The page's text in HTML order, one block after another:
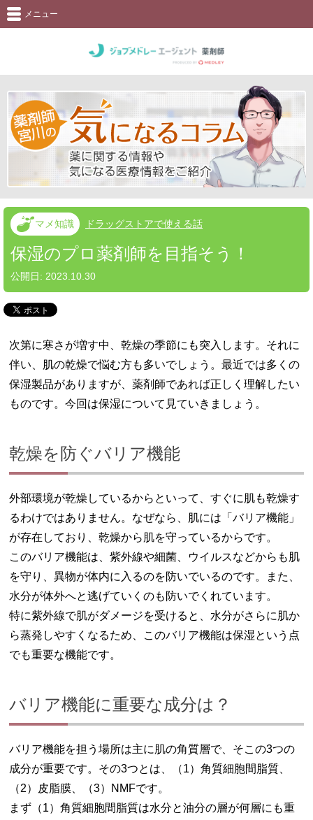
メニュー
マメ知識 ドラッグストアで使える話
保湿のプロ薬剤師を目指そう！
公開日: 2023.10.30
次第に寒さが増す中、乾燥の季節にも突入します。それに
伴い、肌の乾燥で悩む方も多いでしょう。最近では多くの
保湿製品がありますが、薬剤師であれば正しく理解したい
ものです。今回は保湿について見ていきましょう。
乾燥を防ぐバリア機能
外部環境が乾燥しているからといって、すぐに肌も乾燥す
るわけではありません。なぜなら、肌には「バリア機能」
が存在しており、乾燥から肌を守っているからです。
このバリア機能は、紫外線や細菌、ウイルスなどからも肌
を守り、異物が体内に入るのを防いでいるのです。また、
水分が体外へと逃げていくのも防いでくれています。
特に紫外線で肌がダメージを受けると、水分がさらに肌か
ら蒸発しやすくなるため、このバリア機能は保湿という点
でも重要な機能です。
バリア機能に重要な成分は？
バリア機能を担う場所は主に肌の角質層で、そこの3つの
成分が重要です。その3つとは、（1）角質細胞間脂質、
（2）皮脂膜、（3）NMFです。
まず（1）角質細胞間脂質は水分と油分の層が何層にも重